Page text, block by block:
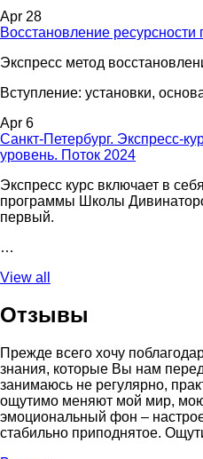
Apr 28
Восстановление
Экспресс метод
Вступление: установки,
Apr 6
Санкт-Петербург. Экспресс-
уровень. Поток 2024
Экспресс курс включает в
программы Школы
первый.
…
View all
Отзывы
Прежде всего хочу
знания, которые Вы нам
занимаюсь не регулярно,
ощутимо меняют мой мир,
эмоциональный фон –
стабильно приподнятое.